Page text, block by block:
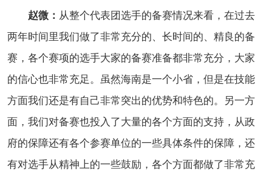
赵微： 从整个代表团选手的备赛情况来看，在过去
两年时间里我们做了非常充分的、长时间的、精良的备
赛，各个赛项的选手大家的备赛准备都非常充分，大家
的信心也非常充足。虽然海南是一个小省，但是在技能
方面我们还是有自己非常突出的优势和特色的。另一方
面，我们对备赛也投入了大量的各个方面的支持，从政
府的保障还有各个参赛单位的一些具体条件的保障，还
有对选手从精神上的一些鼓励，各个方面都做了非常充